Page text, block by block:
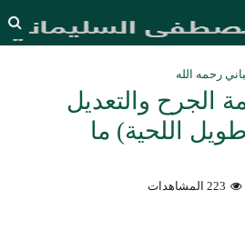
رحمه الله
الجرح والتعديل
اللحية) ما
223 المشاهدات